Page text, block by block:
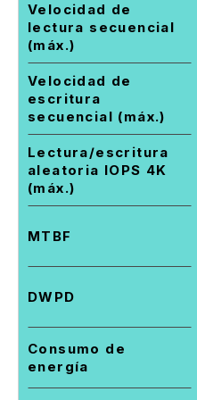
Velocidad de
lectura secuencial
(máx.)
Velocidad de
escritura
secuencial (máx.)
Lectura/escritura
aleatoria IOPS 4K
(máx.)
MTBF
DWPD
Consumo de
energía